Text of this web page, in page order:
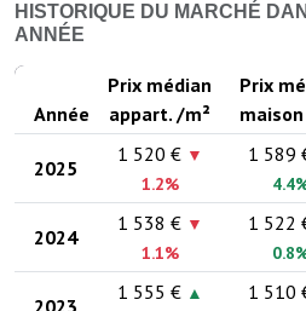
HISTORIQUE DU MARCHÉ
ANNÉE
Année
Prix médian
appart. /m²
Prix
2025
1 520 € ▼
1.2%
1 589
2024
1 538 € ▼
1.1%
1 522
1 555 € ▲
1 510